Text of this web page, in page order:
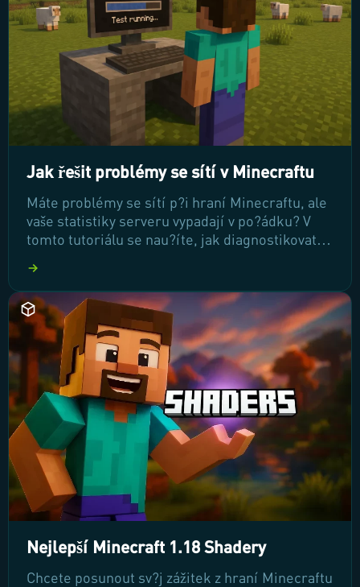
Jak řešit problémy se sítí v Minecraftu
Máte problémy se sítí p?i hraní Minecraftu, ale
vaše statistiky serveru vypadají v po?ádku? V
tomto tutoriálu se nau?íte, jak diagnostikovat a
WinMTR. Získejte lepší p?ehled o stavu vašeho
p?ipojení a zlepšete své herní zážitky!
Nejlepší Minecraft 1.18 Shadery
Chcete posunout sv?j zážitek z hraní Minecraftu